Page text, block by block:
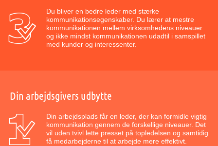
Du bliver en bedre leder med stærke
kommunikationsegenskaber. Du lærer at mestre
kommunikationen mellem virksomhedens niveauer
og ikke mindst kommunikationen udadtil i samspillet
med kunder og interessenter.
Din arbejdsgivers udbytte
Din arbejdsplads får en leder, der kan formidle vigtig
kommunikation gennem de forskellige niveauer. Det
vil uden tvivl lette presset på topledelsen og samtidig
få medarbejderne til at arbejde mere effektivt.